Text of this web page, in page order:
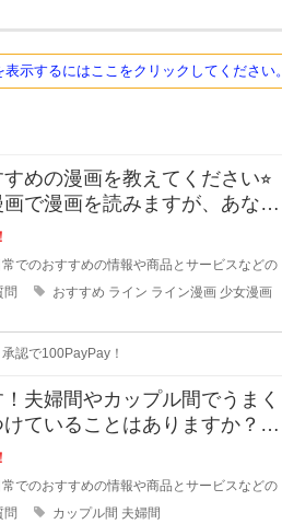
示するにはここをクリックしてください。
めの漫画を教えてください⭐︎
で漫画を読みますが、あなた
常でのおすすめの情報や商品とサービスなどの
問
おすすめ ライン ライン漫画 少女漫画
認で100PayPay！
夫婦間やカップル間でうまく
ていることはありますか？
ですが
常でのおすすめの情報や商品とサービスなどの
問
カップル間 夫婦間